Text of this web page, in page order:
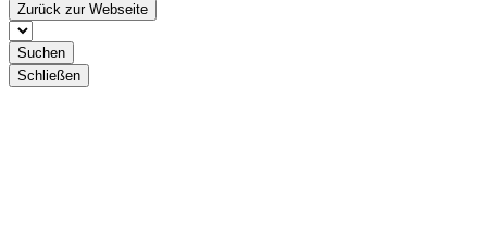
Zurück zur Webseite
Suchen
Schließen